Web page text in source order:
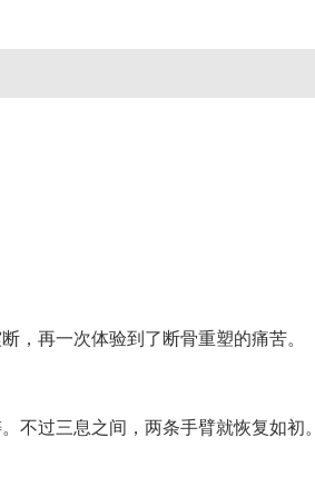
，再一次体验到了断骨重塑的痛苦。
不过三息之间，两条手臂就恢复如初。